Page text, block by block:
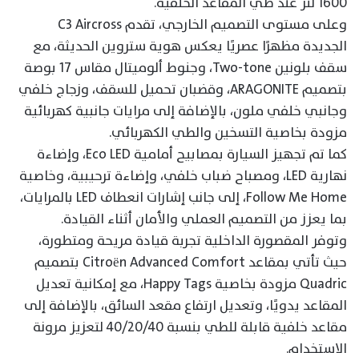
وعلى مستوى التصميم الخارجي، تقدم C3 Aircross
الجديدة مظهرًا عصريًا يعكس هوية ستروين الحديثة، مع
سقف بلونين Two-tone، وجنوط ألوميتال مقاس 17 بوصة
بتصميم ARAGONITE، وقضبان تحميل للسقف، وزجاج خلفي
وجانبي خلفي ملون، بالإضافة إلى مرايات جانبية كهربائية
مزودة بخاصية التسخين والطي الكهربائي.
كما تم تجهيز السيارة بمصابيح أمامية Eco LED، وإضاءة
نهارية LED، ومصباح ضباب خلفي، وإضاءة ترحيبية، وخاصية
Follow Me Home، إلى جانب إشارات انعطاف LED بالمرايات،
بما يعزز من التصميم العملي والأمان أثناء القيادة.
وتوفر المقصورة الداخلية تجربة قيادة مريحة ومتطورة،
حيث تأتي بمقاعد Citroën Advanced Comfort بتصميم
Quadric مزودة بخاصية Happy Tags، مع إمكانية تعديل
المقاعد يدويًا، وتعديل ارتفاع مقعد السائق، بالإضافة إلى
مقاعد خلفية قابلة للطي بنسبة 40/20/40 لتعزيز مرونة